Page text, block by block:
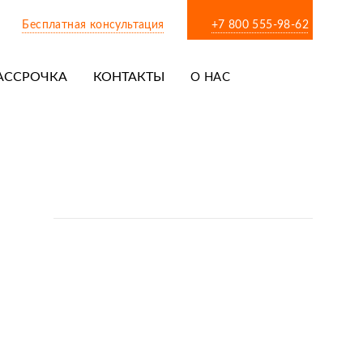
Бесплатная консультация +7 800 555-98-62
КОНТАКТЫ
О НАС